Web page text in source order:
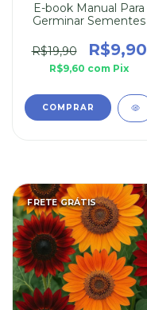
E-book Manual Para
Germinar Sementes
R$19,90 R$9,90
R$9,60 com Pix
FRETE GRÁTIS